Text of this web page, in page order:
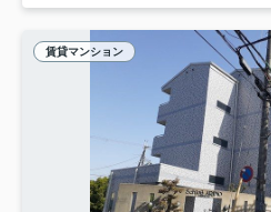
賃貸マンション